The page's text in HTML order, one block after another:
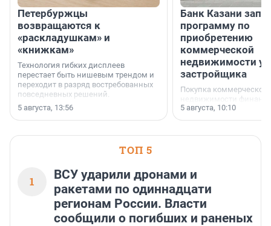
Петербуржцы
возвращаются к
«раскладушкам» и
«книжкам»
Технология гибких дисплеев
перестает быть нишевым трендом и
переходит в разряд востребованных
повседневных решений.
5 августа, 13:56
Банк Казани
программу по
приобретению
коммерческой
недвижимости у
застройщика
Покупка коммерческой
недвижимости
инструмент,
предпринимателей.
или готовый арендный
5 августа, 10:10
ТОП 5
1
ВСУ ударили дронами и
ракетами по одиннадцати
регионам России. Власти
сообщили о погибших и раненых